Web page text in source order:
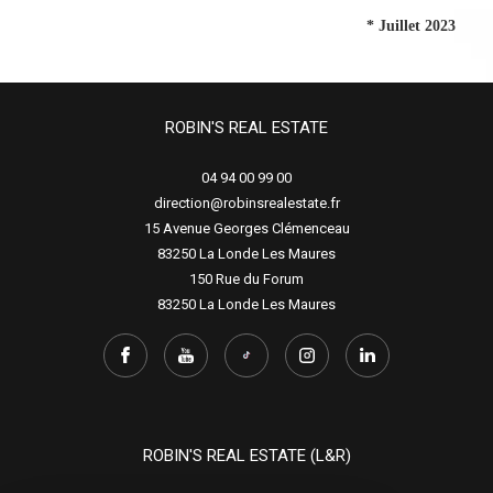
* Juillet 2023
ROBIN'S REAL ESTATE
04 94 00 99 00
direction@robinsrealestate.fr
15 Avenue Georges Clémenceau
83250
La Londe Les Maures
150 Rue du Forum
83250
La Londe Les Maures
ROBIN'S REAL ESTATE (L&R)